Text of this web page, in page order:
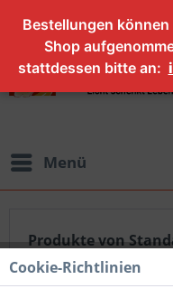
Bestellungen
Shop
stattdessen bitte an:
Menü
Produkte von
Cookie-Richtlinien